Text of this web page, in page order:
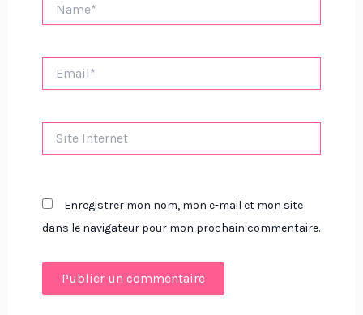
Internet
Enregistrer mon nom, mon e-mail et mon site
dans le navigateur pour mon prochain commentaire.